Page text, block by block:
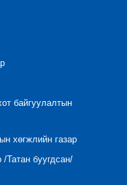
байгуулалтын
хөгжлийн газар
Татан буугдсан/